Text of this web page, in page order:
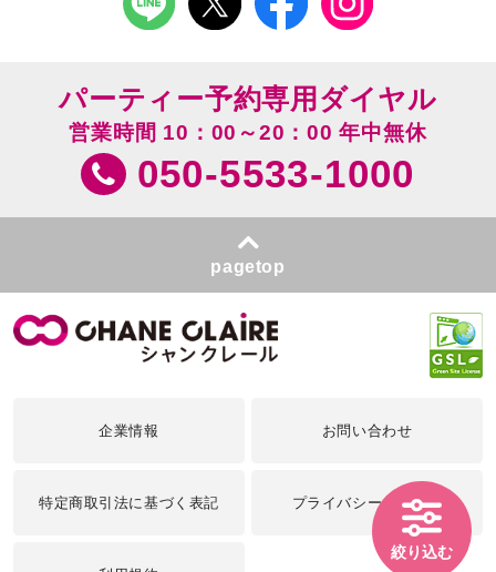
絞り込む
パーティー予約専用ダイヤル
営業時間 10：00～20：00 年中無休
050-5533-1000
pagetop
企業情報 お問い合わせ
特定商取引法に基づく表記 プライバシーポリシー